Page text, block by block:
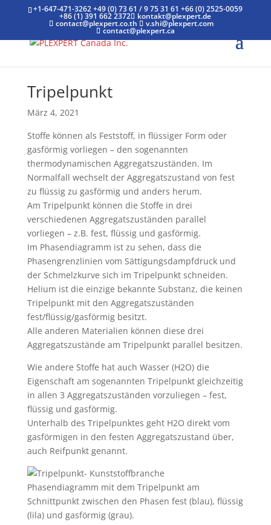
+1-647-471-3262 +49 (0) 73 61 / 9 75 31 61+66 (0) 2525-0059
+86 (1) 391 662 2372 kontakt@plexpert.de
contact@plexpert.co.th v.shi@plexpert.com
contact@plexpert.ca
Tripelpunkt
März 4, 2021
Stoffe können als Feststoff, in flüssiger Form oder
gasförmig vorliegen – den sogenannten
thermodynamischen Aggregatszuständen. Im
Normalfall wechselt der Aggregatszustand von fest
zu flüssig zu gasförmig und anders herum.
Am Tripelpunkt können die Stoffe in drei
verschiedenen Aggregatszuständen parallel
vorliegen – z.B. fest, flüssig und gasförmig.
Im Phasendiagramm ist zu sehen, dass die
Phasengrenzlinien vom Sättigungsdampfdruck und
der Schmelzkurve sich im Tripelpunkt schneiden.
Helium ist die einzige bekannte Substanz, die keinen
Tripelpunkt mit den Aggregatszuständen
fest/flüssig/gasförmig besitzt.
Alle anderen Materialien können diese drei
Aggregatszustände am Tripelpunkt parallel besitzen.
Wie andere Stoffe hat auch Wasser (H2O) die
Eigenschaft am sogenannten Tripelpunkt gleichzeitig
in allen 3 Aggregatszuständen vorzuliegen – fest,
flüssig und gasförmig.
Unterhalb des Tripelpunktes geht H2O direkt vom
gasförmigen in den festen Aggregatszustand über,
auch Reifpunkt genannt.
Phasendiagramm mit dem Tripelpunkt am
Schnittpunkt zwischen den Phasen fest (blau), flüssig
(lila) und gasförmig (grau).